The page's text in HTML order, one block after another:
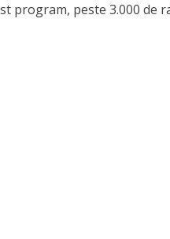
program, peste 3.000 de